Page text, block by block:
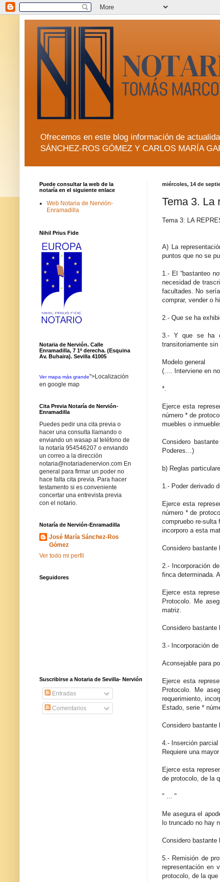
Ofrecemos en este blog información de
SÁNCHEZ-ROS GÓMEZ Y CARLOS MARÍA
miércoles, 14 de
Tema 3. La
Tema 3: LA
A) La
puntos que no se
1.- El “bastanteo
necesidad de
facultades. No
comprar, vender o
2.- Que se ha
3.- Y que se ha
transitoriamente sin
Modelo general
(…. Interviene en
*.
Ejerce esta
número * de
muebles o
Considero
Poderes…)
b) Reglas
1.- Poder derivado
Ejerce esta
número * de
compruebo re-sulta
incorporo a esta
Considero
2.- Incorporación
finca determinada.
Ejerce esta
Protocolo. Me
matriz.
Considero
3.- Incorporación
Aconsejable para
Ejerce esta
Protocolo. Me
requerimiento,
Estado, serie *
Considero bastante
4.- Inserción
Requiere una
Ejerce esta
de protocolo, de la
" ... "
Me asegura el
lo truncado no hay
Considero
5.- Remisión de
representación en
protocolo, de la
Puede consultar la web de la
notaría en el siguiente enlace
Web Notaria de Nervión-
Enramadilla
Nihil Prius Fide
Notaria de Nervión. Calle
Enramadilla, 7 1º derecha. (Esquina
Av. Buhaira). Sevilla 41005
Ver mapa más grande">Localización
en google map
Cita Previa Notaría de Nervión-
Enramadilla
Puedes pedir una cita previa o
hacer una consulta llamando o
enviando un wasap al teléfono de
la notaría 954546207 o enviando
un correo a la dirección
notaria@notariadenervion.com En
general para firmar un poder no
hace falta cita previa. Para hacer
testamento si es conveniente
concertar una entrevista previa
con el notario.
Notaría de Nervión-Enramadilla
José María Sánchez-Ros
Gómez
Ver todo mi perfil
Seguidores
Suscribirse a Notaria de Sevilla- Nervión
Entradas
Comentarios